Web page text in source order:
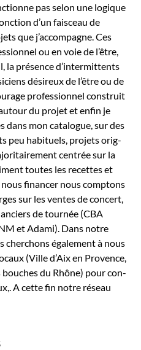
pas selon une logique
d’un fais­ceau de
que j’ac­com­pa­gne. Ces
ou en voie de l’être,
la présence d’in­ter­mit­tents
désireux de l’être ou de
pro­fes­sion­nel con­stru­it
du pro­jet et enfin je
dans mon cat­a­logue, sur des
peu habituels, pro­jets orig­
cen­trée sur la
toutes les recettes et
financer nous comp­tons
sur les ventes de con­cert,
de tournée (CBA
et Ada­mi). Dans notre
égale­ment à nous
(Ville d’Aix en Provence,
du Rhône) pour con­
A cette fin notre réseau